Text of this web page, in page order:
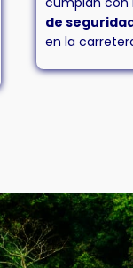
de
en la